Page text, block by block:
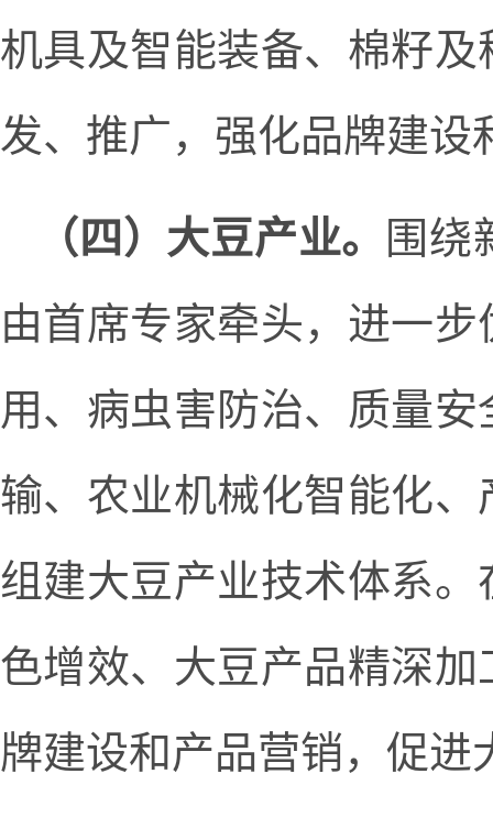
机具及智能装备、棉籽
发、推广，强化品牌建设
（四）大豆产业。
围绕
由首席专家牵头，进一
用、病虫害防治、质量
输、农业机械化智能化
组建大豆产业技术体系
色增效、大豆产品精深
牌建设和产品营销，促进